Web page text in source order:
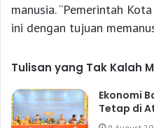
manusia. “Pemerintah
ini dengan tujuan
Tulisan yang Tak Kalah
Ekonomi
Tetap di